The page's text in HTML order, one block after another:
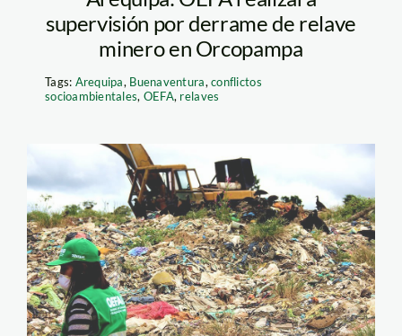
supervisión por derrame de relave
minero en Orcopampa
Tags: Arequipa, Buenaventura,conflictos
socioambientales, OEFA, relaves
boti14